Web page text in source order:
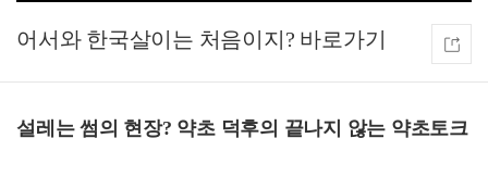
어서와 한국살이는 처음이지?
설레는 썸의 현장? 약초 덕후의 끝나지 않는 약초토크